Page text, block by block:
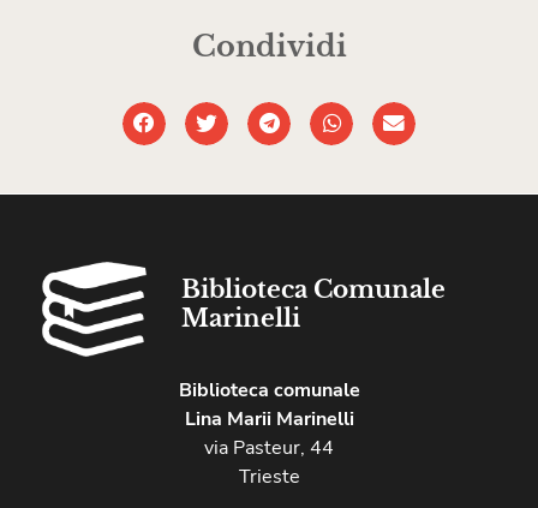
Condividi
Biblioteca Comunale
Marinelli
Biblioteca comunale
Lina Marii Marinelli
via Pasteur, 44
Trieste